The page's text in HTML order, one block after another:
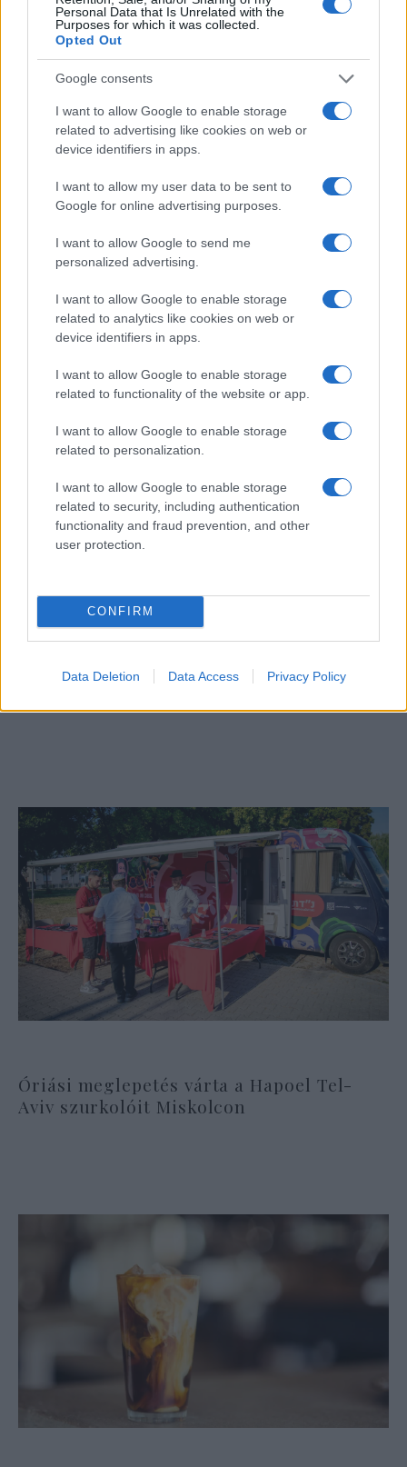
Personal Data that Is Unrelated with the
Purposes for which it was collected.
Opted Out
Google consents
I want to allow Google to enable storage
related to advertising like cookies on web or
device identifiers in apps.
I want to allow my user data to be sent to
Google for online advertising purposes.
I want to allow Google to send me
personalized advertising.
I want to allow Google to enable storage
related to analytics like cookies on web or
device identifiers in apps.
I want to allow Google to enable storage
related to functionality of the website or app.
I want to allow Google to enable storage
related to personalization.
I want to allow Google to enable storage
related to security, including authentication
functionality and fraud prevention, and other
user protection.
CONFIRM
Data Deletion Data Access Privacy Policy
Ezt a cikket szerkesztőségünk a sábát beállta
előtt készítette és előre időzítve jelent meg az
oldalon.
Jack Sparrow Ádenben: A húszik és a
FT: erőszakkal besorozott jemeni
hadseregben
Egy különleges családi járattal 140 új
Óriási meglepetés várta a Hapoel Tel-
Aviv szurkolóit Miskolcon